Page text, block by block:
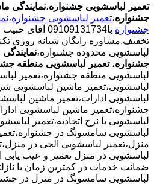
تعمیر لباسشویی جشنواره،نمایندگی
جشنواره،تعمیر لباسشویی جشنواره،
جشنواره
با09109131734
تخفیف.مشاوره رایگان شبانه روزی
لباسشویی محدوده جشنواره،
جشنواره، تعمیر لباسشویی منطقه
لباسشویی منطقه جشنواره،تعمیر
لباسشویی،تعمیر ماشین لباسشویی
لباسشویی ادارات،تعمیر ماشین
جشنواره،تعمیر ماشین لباسشویی
لباسشویی با نرخ اتحادیه،تعمیر
لباسشویی سامسونگ در
منزل،تعمیر لباسشویی الجی در
لباسشویی در منزل تعمیر و عیب یابی
ضمانت خدمات در کمترین زمان با
لباسشویی سامسونگ در منزل در